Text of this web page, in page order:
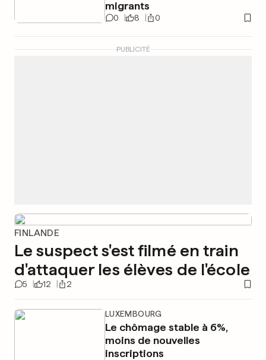
migrants
0 8 0
PUBLICITÉ
FINLANDE
Le suspect s'est filmé en train
d'attaquer les élèves de l'école
5 12 2
LUXEMBOURG
Le chômage stable à 6%,
moins de nouvelles
inscriptions